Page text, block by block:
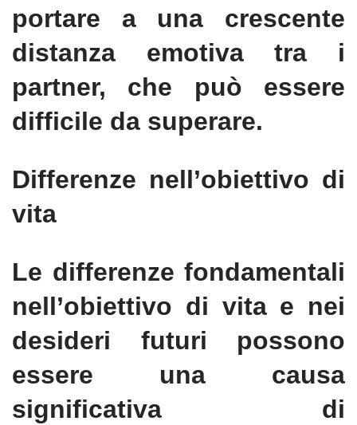
portare a una crescente
distanza emotiva tra i
partner, che può essere
difficile da superare.
Differenze nell’obiettivo di
vita
Le differenze fondamentali
nell’obiettivo di vita e nei
desideri futuri possono
essere una causa
significativa di